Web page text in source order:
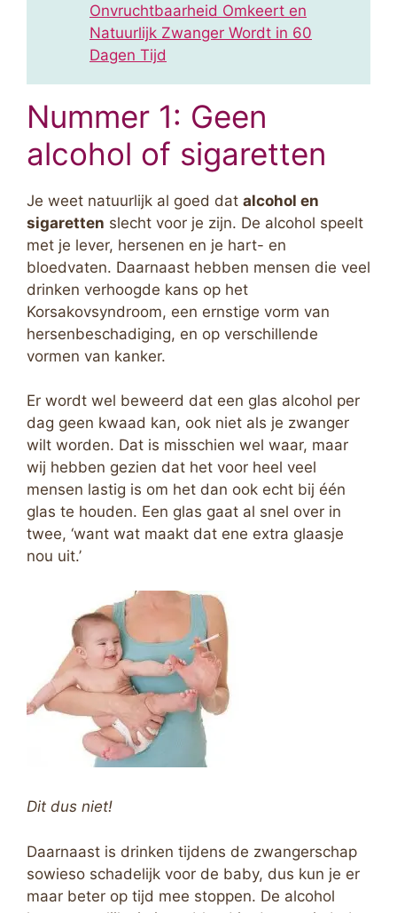
Onvruchtbaarheid Omkeert en
Natuurlijk Zwanger Wordt in 60
Dagen Tijd
Nummer 1: Geen
alcohol of sigaretten
Je weet natuurlijk al goed dat alcohol en
sigaretten slecht voor je zijn. De alcohol speelt
met je lever, hersenen en je hart- en
bloedvaten. Daarnaast hebben mensen die veel
drinken verhoogde kans op het
Korsakovsyndroom, een ernstige vorm van
hersenbeschadiging, en op verschillende
vormen van kanker.
Er wordt wel beweerd dat een glas alcohol per
dag geen kwaad kan, ook niet als je zwanger
wilt worden. Dat is misschien wel waar, maar
wij hebben gezien dat het voor heel veel
mensen lastig is om het dan ook echt bij één
glas te houden. Een glas gaat al snel over in
twee, ‘want wat maakt dat ene extra glaasje
nou uit.’
Dit dus niet!
Daarnaast is drinken tijdens de zwangerschap
sowieso schadelijk voor de baby, dus kun je er
maar beter op tijd mee stoppen. De alcohol